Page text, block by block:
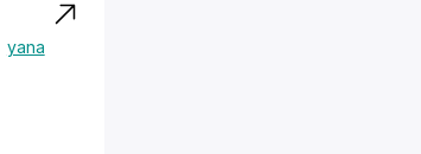
yana